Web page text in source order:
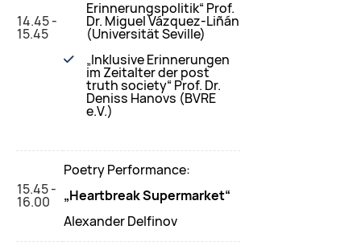
14.45 -
15.45
Erinnerungspolitik“ Prof.
Dr. Miguel Vázquez-Liñán
(Universität Seville)
„Inklusive Erinnerungen
im Zeitalter der post
truth society“ Prof. Dr.
Deniss Hanovs (BVRE
e.V.)
15.45 -
16.00
Poetry Performance:
„Heartbreak Supermarket“
Alexander Delfinov